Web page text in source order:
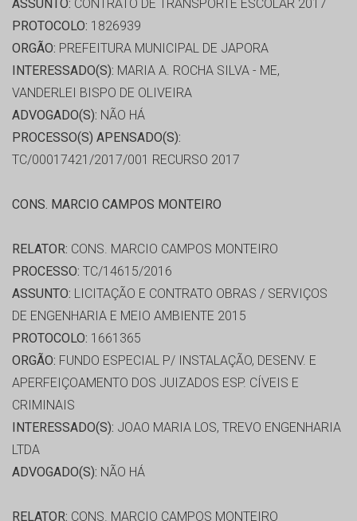
ASSUNTO: CONTRATO DE TRANSPORTE ESCOLAR 2017
PROTOCOLO: 1826939
ORGÃO: PREFEITURA MUNICIPAL DE JAPORA
INTERESSADO(S): MARIA A. ROCHA SILVA - ME,
VANDERLEI BISPO DE OLIVEIRA
ADVOGADO(S): NÃO HÁ
PROCESSO(S) APENSADO(S):
TC/00017421/2017/001 RECURSO 2017
CONS. MARCIO CAMPOS MONTEIRO
RELATOR: CONS. MARCIO CAMPOS MONTEIRO
PROCESSO: TC/14615/2016
ASSUNTO: LICITAÇÃO E CONTRATO OBRAS / SERVIÇOS
DE ENGENHARIA E MEIO AMBIENTE 2015
PROTOCOLO: 1661365
ORGÃO: FUNDO ESPECIAL P/ INSTALAÇÃO, DESENV. E
APERFEIÇOAMENTO DOS JUIZADOS ESP. CÍVEIS E
CRIMINAIS
INTERESSADO(S): JOAO MARIA LOS, TREVO ENGENHARIA
LTDA
ADVOGADO(S): NÃO HÁ
RELATOR: CONS. MARCIO CAMPOS MONTEIRO